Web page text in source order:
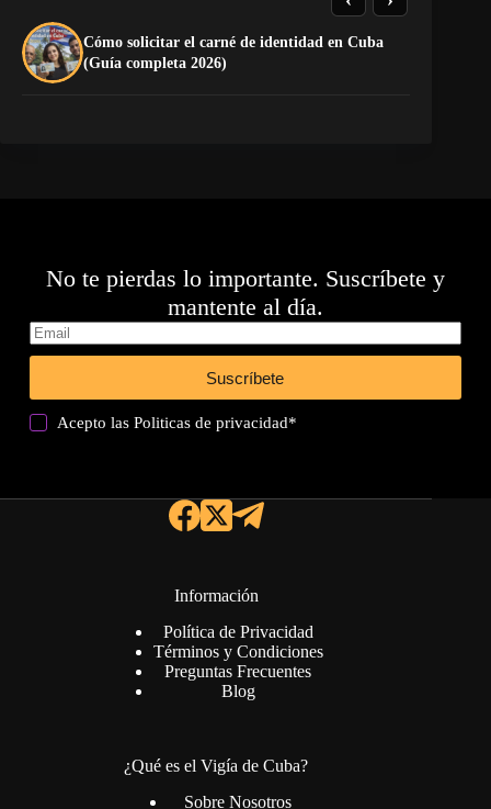
Cómo solicitar el carné de identidad en Cuba
(Guía completa 2026)
No te pierdas lo importante. Suscríbete y
mantente al día.
Suscríbete
Acepto lasPoliticas de privacidad*
Información
Política de Privacidad
Términos y Condiciones
Preguntas Frecuentes
Blog
¿Qué es el Vigía de Cuba?
Sobre Nosotros